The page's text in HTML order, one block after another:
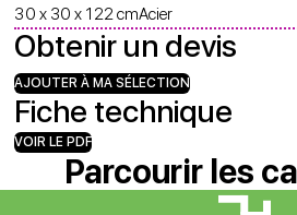
30 x 30 x 122 cmAcier
Obtenir un devis
AJOUTER À MA SÉLECTION
Fiche technique
VOIR LE PDF
Parcourir les